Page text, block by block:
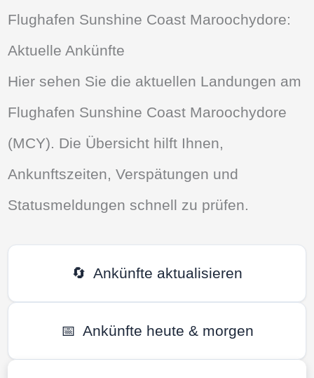
Flughafen Sunshine Coast Maroochydore:
Aktuelle Ankünfte
Hier sehen Sie die aktuellen Landungen am
Flughafen Sunshine Coast Maroochydore
(MCY). Die Übersicht hilft Ihnen,
Ankunftszeiten, Verspätungen und
Statusmeldungen schnell zu prüfen.
🔄 Ankünfte aktualisieren
📅 Ankünfte heute & morgen